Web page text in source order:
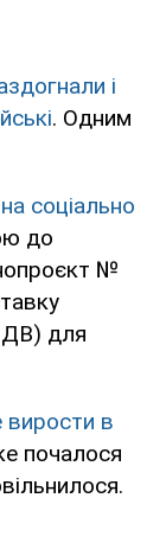
і
. Одним
соціально
до
№
для
в
почалося